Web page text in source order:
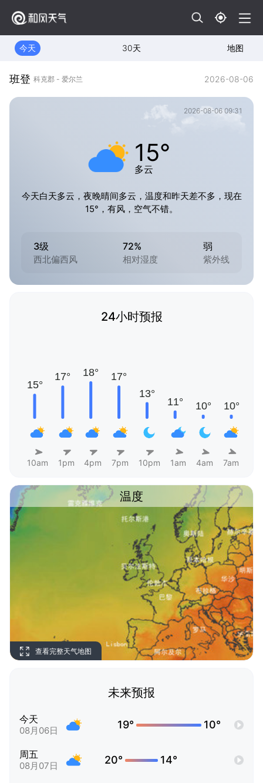
今天 30天 地图
班登 科克郡 - 爱尔兰 2026-08-06
2026-08-06 09:31
15°
多云
今天白天多云，夜晚晴间多云，温度和昨天差不多，现在
15°，有风，空气不错。
3级
西北偏西风
72%
相对湿度
弱
紫外线
24小时预报
10am 1pm 4pm 7pm 10pm 1am 4am 7am
温度
查看完整天气地图
未来预报
今天
08月06日 19° 10°
周五
08月07日 20° 14°